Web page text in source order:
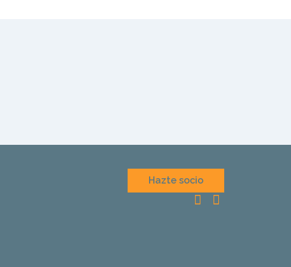
Hazte socio